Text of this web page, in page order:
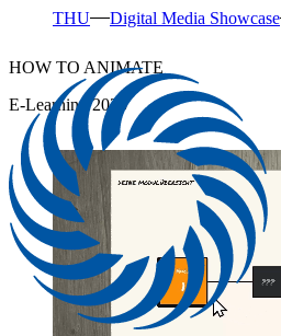
THU Digital Media Showcase
HOW TO ANIMATE
E-Learning 2025